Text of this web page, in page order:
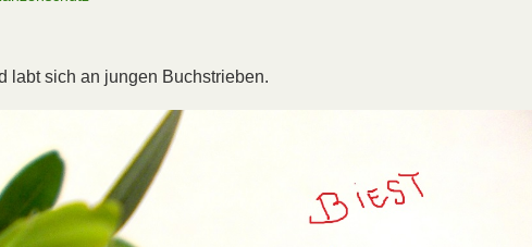
labt sich an jungen Buchstrieben.